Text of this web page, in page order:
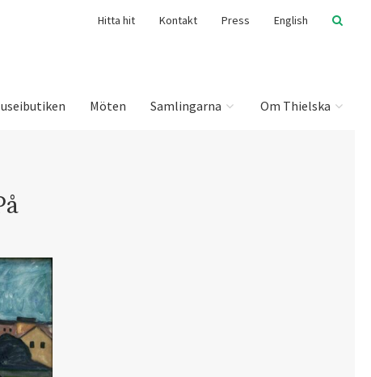
Hitta hit Kontakt Press English
Möten Samlingarna Om Thielska